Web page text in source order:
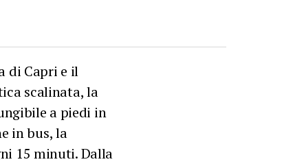
di Capri e il
scalinata, la
a piedi in
in bus, la
15 minuti. Dalla